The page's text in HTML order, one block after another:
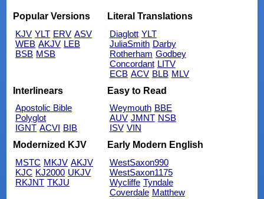
Popular Versions
KJV YLT ERV ASV
WEB AKJV LEB
BSB MSB
Literal Translations
Diaglott YLT
JuliaSmith Darby
Rotherham Godbey
Concordant LITV
ECB ACV BLB MLV
Interlinears
Apostolic Bible
Polyglot
IGNT ACVI BIB
Easy to Read
Weymouth BBE
AUV JMNT NSB
ISV VIN
Modernized KJV
MSTC MKJV AKJV
KJC KJ2000 UKJV
RKJNT TKJU
Early Modern English
WestSaxon990
WestSaxon1175
Wycliffe Tyndale
Coverdale Matthew